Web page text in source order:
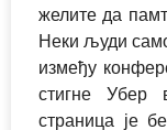
желите да
Неки људи
између
стигне Убер
страница је